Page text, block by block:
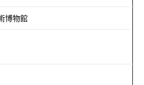
博物館